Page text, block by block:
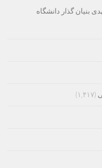
بنیان گذار دانشگاه
(۱,۴۱۷)